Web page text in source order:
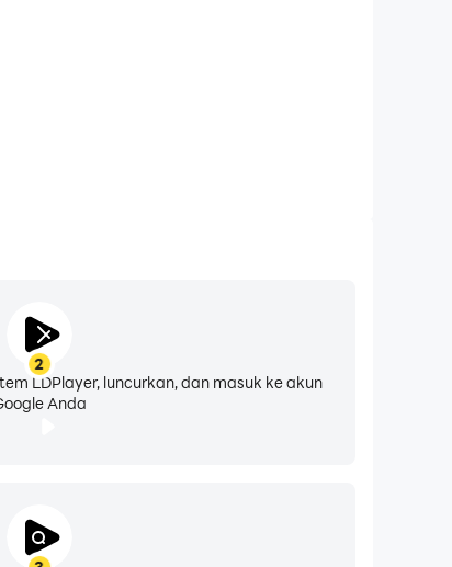
2
LDPlayer, luncurkan, dan masuk ke akun
Anda